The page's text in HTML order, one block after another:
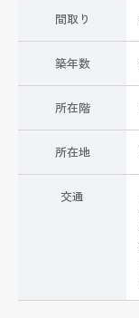
間取り
築年数
所在階
所在地
交通